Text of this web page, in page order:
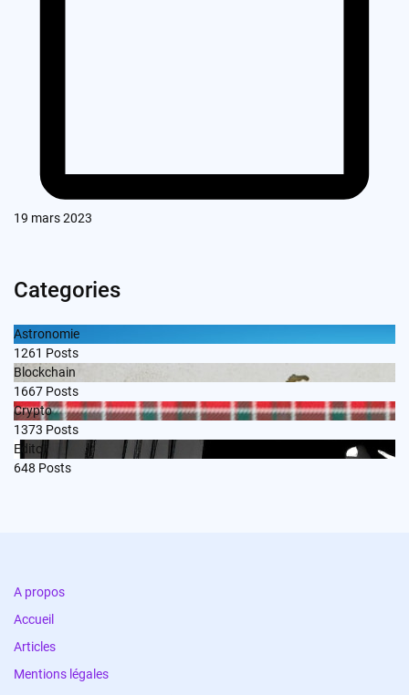
19 mars 2023
Categories
Astronomie
1261 Posts
Blockchain
1667 Posts
Crypto
1373 Posts
Edito
648 Posts
A propos
Accueil
Articles
Mentions légales